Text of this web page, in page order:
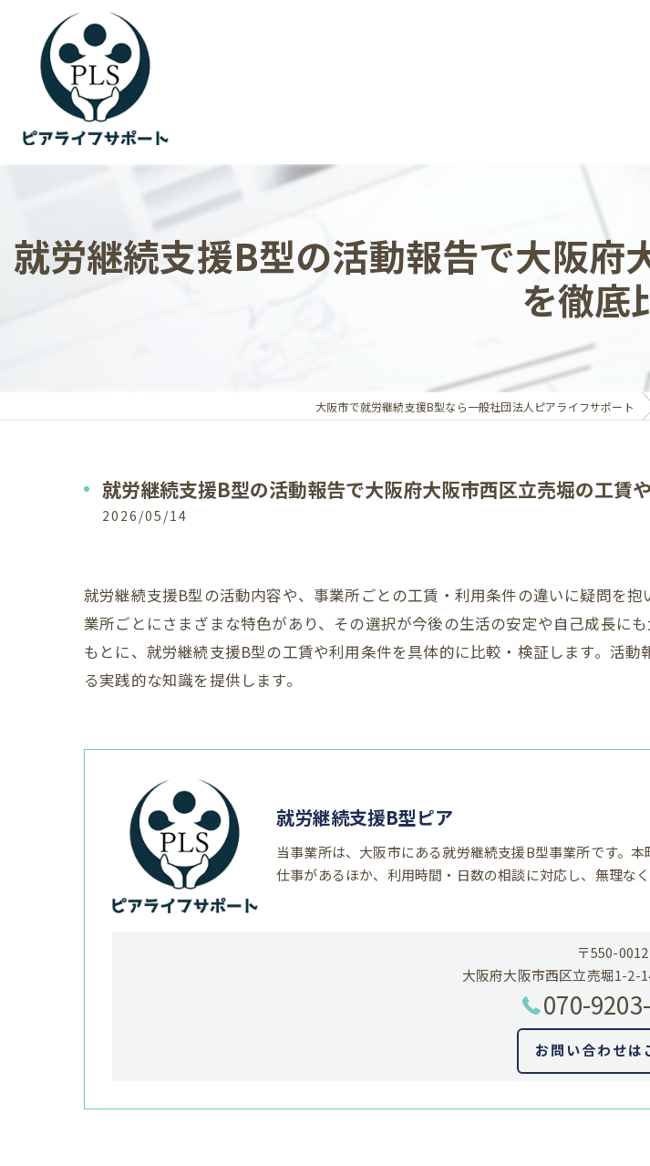
就労継続支援B型の活動報告で大阪府
を徹底
大阪市で就労継続支援B型なら一般社団法人ピアライフサポート
就労継続支援B型の活動報告で大阪府大阪市西区立売堀の工賃
2026/05/14
就労継続支援B型の活動内容や、事業所ごとの工賃・利用条件の違いに疑問を
業所ごとにさまざまな特色があり、その選択が今後の生活の安定や自己成長に
もとに、就労継続支援B型の工賃や利用条件を具体的に比較・検証します。活
る実践的な知識を提供します。
就労継続支援B型ピア
当事業所は、大阪市にある就労継続支援B型事業所です。
仕事があるほか、利用時間・日数の相談に対応し、無理な
〒550-0012
大阪府大阪市西区立売堀1-2-
070-
お問い合わせは